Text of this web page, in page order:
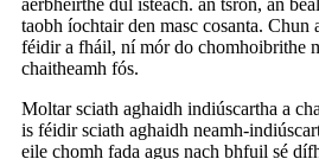
aerbheirthe dul isteach. an tsrón, an
taobh íochtair den masc cosanta. Chun
féidir a fháil, ní mór do chomhoibrithe
chaitheamh fós.
Moltar sciath aghaidh indiúscartha a
is féidir sciath aghaidh neamh-
eile chomh fada agus nach bhfuil sé